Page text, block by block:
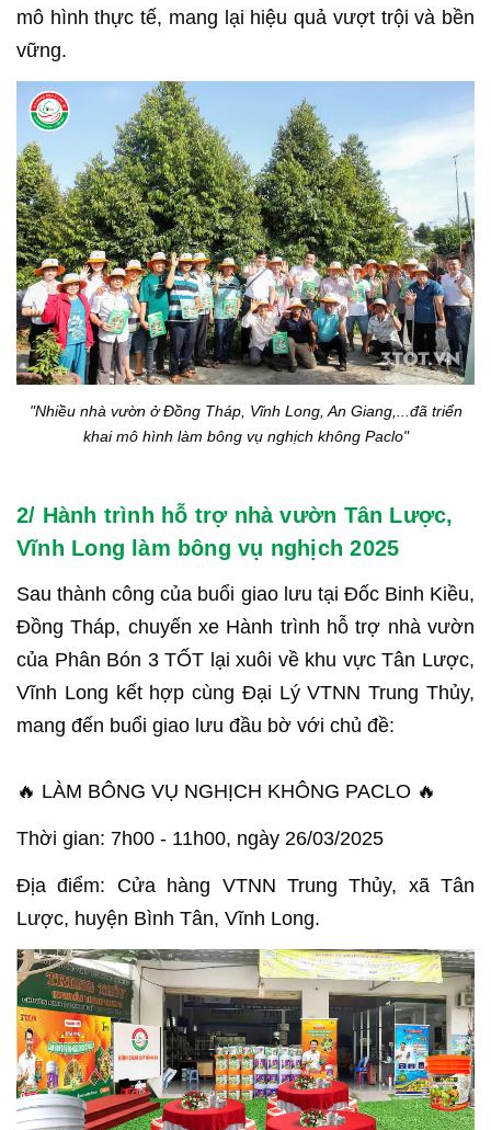
mô hình thực tế, mang lại hiệu quả vượt trội và bền
vững.
"Nhiều nhà vườn ở Đồng Tháp, Vĩnh Long, An Giang,...đã triển
khai mô hình làm bông vụ nghịch không Paclo"
2/ Hành trình hỗ trợ nhà vườn Tân Lược,
Vĩnh Long làm bông vụ nghịch 2025
Sau thành công của buổi giao lưu tại Đốc Binh Kiều,
Đồng Tháp, chuyến xe Hành trình hỗ trợ nhà vườn
của Phân Bón 3 TỐT lại xuôi về khu vực Tân Lược,
Vĩnh Long kết hợp cùng Đại Lý VTNN Trung Thủy,
mang đến buổi giao lưu đầu bờ với chủ đề:
🔥 LÀM BÔNG VỤ NGHỊCH KHÔNG PACLO 🔥
Thời gian: 7h00 - 11h00, ngày 26/03/2025
Địa điểm: Cửa hàng VTNN Trung Thủy, xã Tân
Lược, huyện Bình Tân, Vĩnh Long.